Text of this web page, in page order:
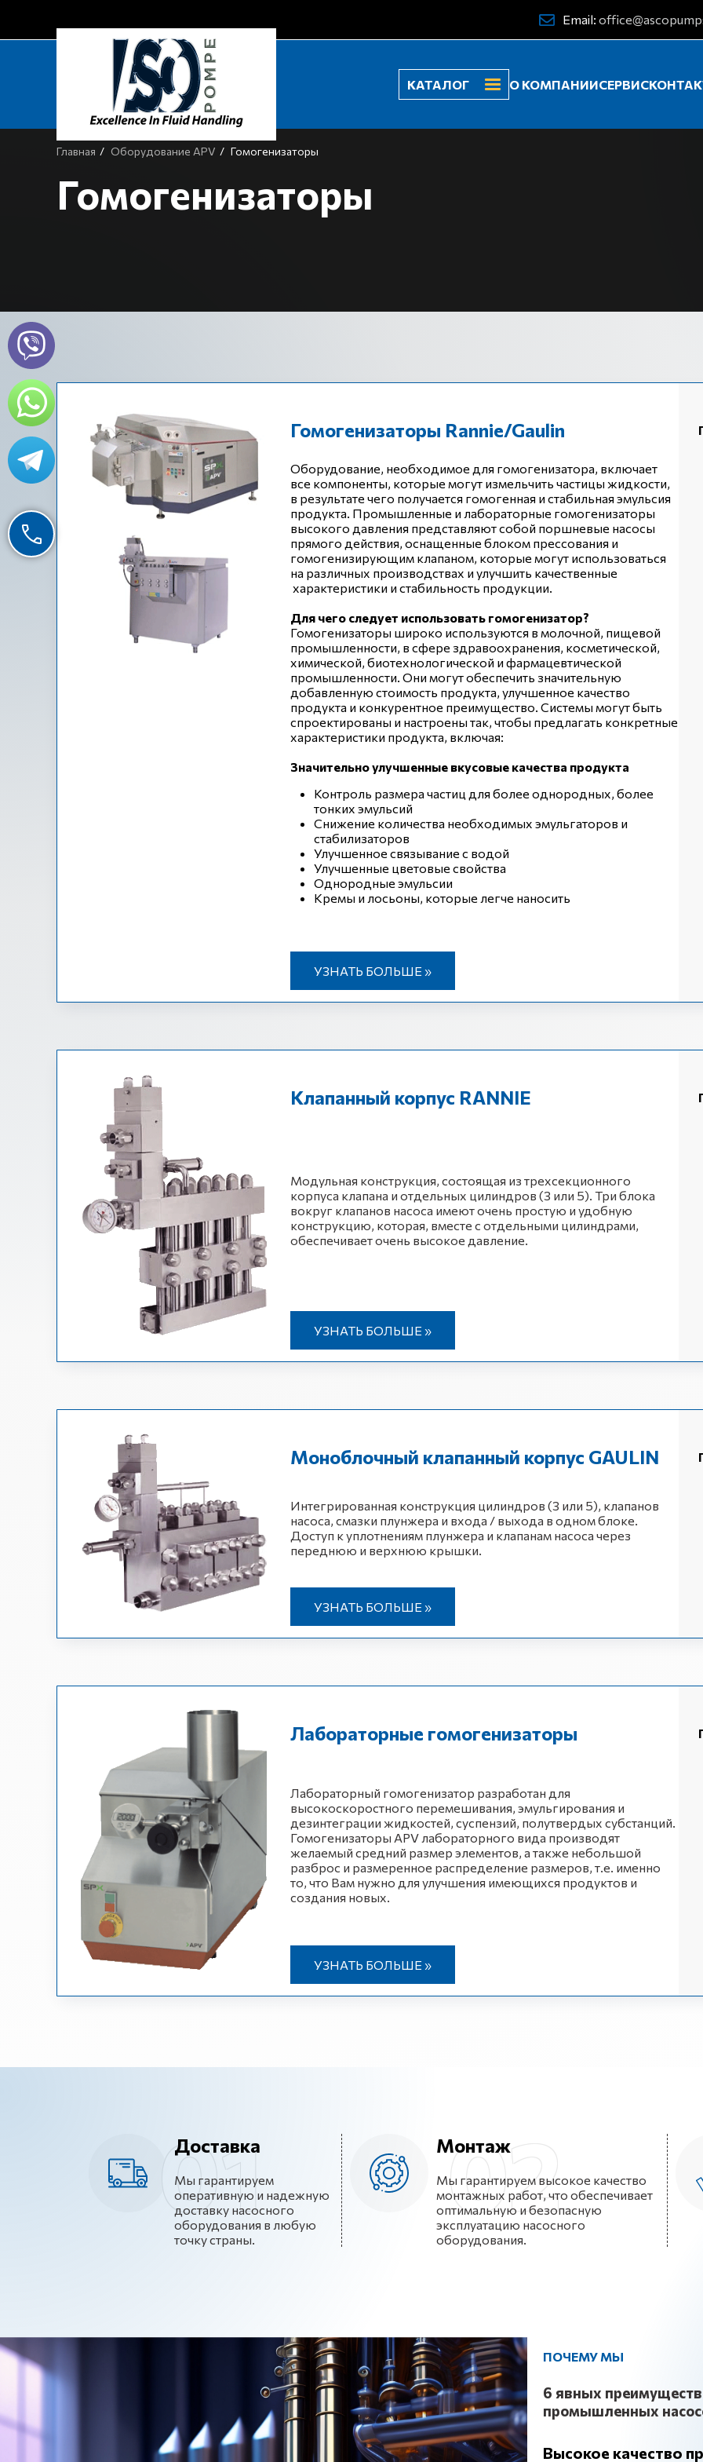
Email:
КАТАЛОГ О КОМПАНИИСЕРВИС
Главная Оборудование APV Гомогенизаторы
Гомогенизаторы
Гомогенизаторы Rannie/Gaulin
Оборудование, необходимое для гомогенизатора, включает
все компоненты, которые могут измельчить частицы жидкости,
в результате чего получается гомогенная и стабильная эмульсия
продукта. Промышленные и лабораторные гомогенизаторы
высокого давления представляют собой поршневые насосы
прямого действия, оснащенные блоком прессования и
гомогенизирующим клапаном, которые могут использоваться
на различных производствах и улучшить качественные
характеристики и стабильность продукции.
Для чего следует использовать гомогенизатор?
Гомогенизаторы широко используются в молочной, пищевой
промышленности, в сфере здравоохранения, косметической,
химической, биотехнологической и фармацевтической
промышленности. Они могут обеспечить значительную
добавленную стоимость продукта, улучшенное качество
продукта и конкурентное преимущество. Системы могут быть
спроектированы и настроены так, чтобы предлагать конкретные
характеристики продукта, включая:
Значительно улучшенные вкусовые качества продукта
Контроль размера частиц для более однородных, более
тонких эмульсий
Снижение количества необходимых эмульгаторов и
стабилизаторов
Улучшенное связывание с водой
Улучшенные цветовые свойства
Однородные эмульсии
Кремы и лосьоны, которые легче наносить
УЗНАТЬ БОЛЬШЕ »
Клапанный корпус RANNIE
Модульная конструкция, состоящая из трехсекционного
корпуса клапана и отдельных цилиндров (3 или 5). Три блока
вокруг клапанов насоса имеют очень простую и удобную
конструкцию, которая, вместе с отдельными цилиндрами,
обеспечивает очень высокое давление.
УЗНАТЬ БОЛЬШЕ »
Моноблочный клапанный корпус GAULIN
Интегрированная конструкция цилиндров (3 или 5), клапанов
насоса, смазки плунжера и входа / выхода в одном блоке.
Доступ к уплотнениям плунжера и клапанам насоса через
переднюю и верхнюю крышки.
УЗНАТЬ БОЛЬШЕ »
Лабораторные гомогенизаторы
Лабораторный гомогенизатор разработан для
высокоскоростного перемешивания, эмульгирования и
дезинтеграции жидкостей, суспензий, полутвердых субстанций.
Гомогенизаторы APV лабораторного вида производят
желаемый средний размер элементов, а также небольшой
разброс и размеренное распределение размеров, т.е. именно
то, что Вам нужно для улучшения имеющихся продуктов и
создания новых.
УЗНАТЬ БОЛЬШЕ »
Доставка
Мы гарантируем
оперативную и надежную
доставку насосного
оборудования в любую
точку страны.
Монтаж
Мы гарантируем высокое качество
монтажных работ, что обеспечивает
оптимальную и безопасную
эксплуатацию насосного
оборудования.
ПОЧЕМУ МЫ
6 явных преимуществ
промышленных
Высокое качество